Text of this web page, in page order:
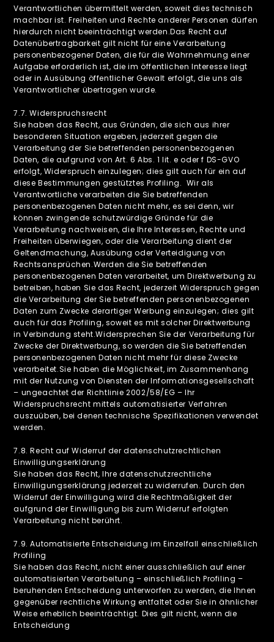
Verantwortlichen übermittelt werden, soweit dies technisch
machbar ist. Freiheiten und Rechte anderer Personen dürfen
hierdurch nicht beeinträchtigt werden.Das Recht auf
Datenübertragbarkeit gilt nicht für eine Verarbeitung
personenbezogener Daten, die für die Wahrnehmung einer
Aufgabe erforderlich ist, die im öffentlichen Interesse liegt
oder in Ausübung öffentlicher Gewalt erfolgt, die uns als
Verantwortlicher übertragen wurde.
‍7.7. Widerspruchsrecht
Sie haben das Recht, aus Gründen, die sich aus ihrer
besonderen Situation ergeben, jederzeit gegen die
Verarbeitung der Sie betreffenden personenbezogenen
Daten, die aufgrund von Art. 6 Abs. 1 lit. e oder f DS-GVO
erfolgt, Widerspruch einzulegen; dies gilt auch für ein auf
diese Bestimmungen gestütztes Profiling. Wir als
Verantwortliche verarbeiten die Sie betreffenden
personenbezogenen Daten nicht mehr, es sei denn, wir
können zwingende schutzwürdige Gründe für die
Verarbeitung nachweisen, die Ihre Interessen, Rechte und
Freiheiten überwiegen, oder die Verarbeitung dient der
Geltendmachung, Ausübung oder Verteidigung von
Rechtsansprüchen.Werden die Sie betreffenden
personenbezogenen Daten verarbeitet, um Direktwerbung zu
betreiben, haben Sie das Recht, jederzeit Widerspruch gegen
die Verarbeitung der Sie betreffenden personenbezogenen
Daten zum Zwecke derartiger Werbung einzulegen; dies gilt
auch für das Profiling, soweit es mit solcher Direktwerbung
in Verbindung steht.Widersprechen Sie der Verarbeitung für
Zwecke der Direktwerbung, so werden die Sie betreffenden
personenbezogenen Daten nicht mehr für diese Zwecke
verarbeitet.Sie haben die Möglichkeit, im Zusammenhang
mit der Nutzung von Diensten der Informationsgesellschaft
– ungeachtet der Richtlinie 2002/58/EG – Ihr
Widerspruchsrecht mittels automatisierter Verfahren
auszuüben, bei denen technische Spezifikationen verwendet
werden.
7.8. Recht auf Widerruf der datenschutzrechtlichen
Einwilligungserklärung
Sie haben das Recht, Ihre datenschutzrechtliche
Einwilligungserklärung jederzeit zu widerrufen. Durch den
Widerruf der Einwilligung wird die Rechtmäßigkeit der
aufgrund der Einwilligung bis zum Widerruf erfolgten
Verarbeitung nicht berührt.
‍7.9. Automatisierte Entscheidung im Einzelfall einschließlich
Profiling
Sie haben das Recht, nicht einer ausschließlich auf einer
automatisierten Verarbeitung – einschließlich Profiling –
beruhenden Entscheidung unterworfen zu werden, die Ihnen
gegenüber rechtliche Wirkung entfaltet oder Sie in ähnlicher
Weise erheblich beeinträchtigt. Dies gilt nicht, wenn die
Entscheidung